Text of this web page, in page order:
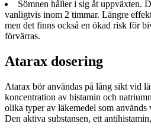
Sömnen håller i sig åt uppväxten.
vanligtvis inom 2 timmar. Längre
men det finns också en ökad risk för
förvärras.
Atarax dosering
Atarax bör användas på lång sikt vid
koncentration av histamin och
olika typer av läkemedel som
Den aktiva substansen, ett